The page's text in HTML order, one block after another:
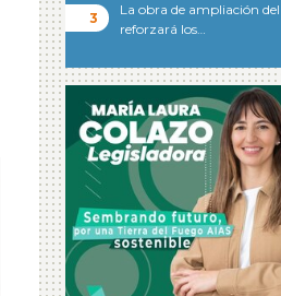
La obra de ampliación del
reforzará los…